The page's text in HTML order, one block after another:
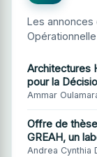
Les
Opérationnelle
Architectures
pour la
Application à
Ammar
Offre de
GREAH, un
Andrea Cynthia